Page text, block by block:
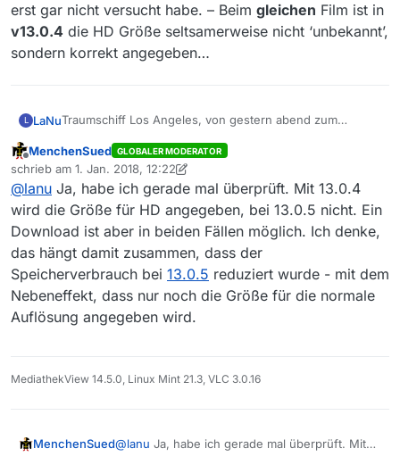
erst gar nicht versucht habe. – Beim gleichen Film ist in
v13.0.4 die HD Größe seltsamerweise nicht ‘unbekannt’,
sondern korrekt angegeben…
L LaNuTraumschiff Los Angeles, von gestern abend zum
Ich muss aber gestehen, dass ich, wenn bei HD keine
Größe angegeben ist/war, ich einen HD Download auch
erst gar nicht versucht habe. – Beimgleichen Film ist in
v13.0.4die HD Größe seltsamerweise nicht ‘unbekannt’,
sondern korrekt angegeben…
Offline
MenchenSued GLOBALER MODERATOR
schrieb am 1. Jan. 2018, 12:22
zuletzt editiert von MenchenSued
@lanu Ja, habe ich gerade mal überprüft. Mit 13.0.4
wird die Größe für HD angegeben, bei 13.0.5 nicht. Ein
Download ist aber in beiden Fällen möglich. Ich denke,
das hängt damit zusammen, dass der
Speicherverbrauch bei 13.0.5 reduziert wurde - mit dem
Nebeneffekt, dass nur noch die Größe für die normale
Auflösung angegeben wird.
MediathekView 14.5.0, Linux Mint 21.3, VLC 3.0.16
MenchenSued@lanu Ja, habe ich gerade mal überprüft. Mit